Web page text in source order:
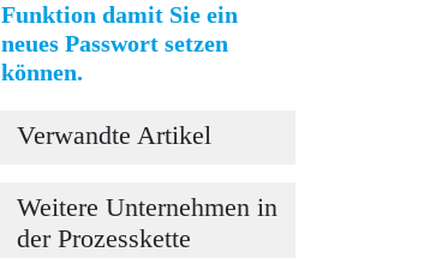
Funktion damit Sie ein
neues Passwort setzen
können.
Verwandte Artikel
Weitere Unternehmen in
der Prozesskette